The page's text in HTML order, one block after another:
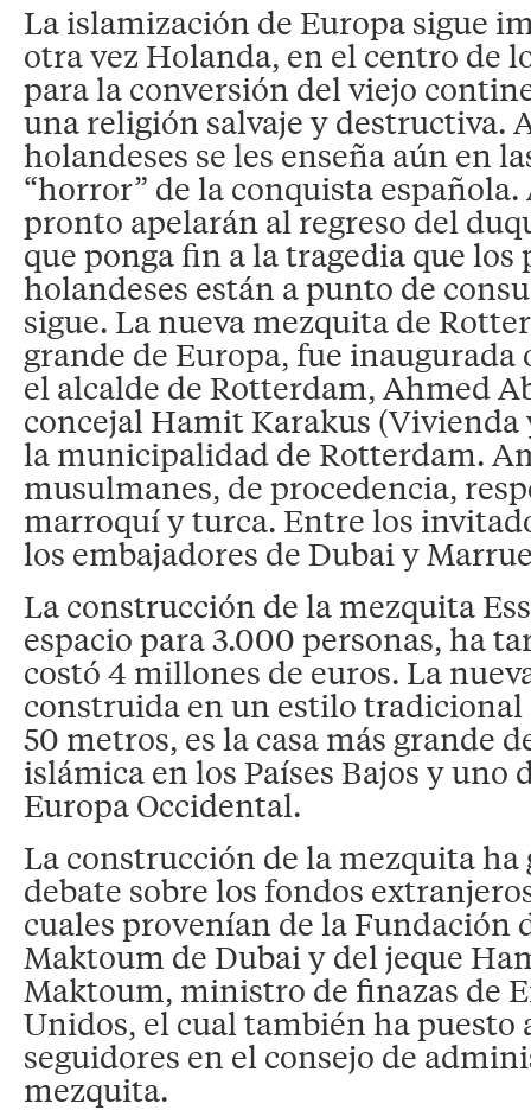
La islamización de Europa sigue
otra vez Holanda, en el centro de
para la conversión del viejo
una religión salvaje y destructiva.
holandeses se les enseña aún en
“horror” de la conquista española.
pronto apelarán al regreso del
que ponga fin a la tragedia que los
holandeses están a punto de
sigue. La nueva mezquita de
grande de Europa, fue
el alcalde de Rotterdam, Ahmed
concejal Hamit Karakus (Vivienda
la municipalidad de Rotterdam.
musulmanes, de procedencia,
marroquí y turca. Entre los
los embajadores de Dubai y
La construcción de la mezquita
espacio para 3.000 personas, ha
costó 4 millones de euros. La
construida en un estilo tradicional
50 metros, es la casa más grande
islámica en los Países Bajos y uno
Europa Occidental.
La construcción de la mezquita ha
debate sobre los fondos
cuales provenían de la Fundación
Maktoum de Dubai y del jeque
Maktoum, ministro de finazas de
Unidos, el cual también ha puesto
seguidores en el consejo de
mezquita.